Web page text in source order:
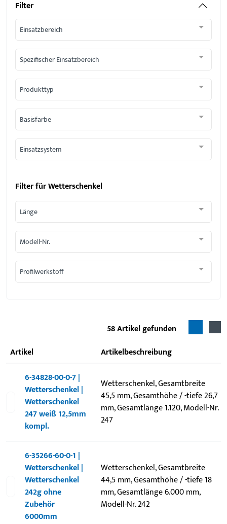
Filter
Einsatzbereich
Spezifischer Einsatzbereich
Produkttyp
Basisfarbe
Einsatzsystem
Filter fürWetterschenkel
Länge
Modell-Nr.
Profilwerkstoff
58Artikel gefunden
Artikel
Artikelbeschreibung
6-34828-00-0-7 |
Wetterschenkel |
Wetterschenkel
247 weiß 12,5mm
kompl.
Wetterschenkel, Gesamtbreite
45,5 mm, Gesamthöhe / -tiefe 26,7
mm, Gesamtlänge 1.120, Modell-Nr.
247
6-35266-60-0-1 |
Wetterschenkel |
Wetterschenkel
242g ohne
Zubehör
6000mm
Wetterschenkel, Gesamtbreite
44,5 mm, Gesamthöhe / -tiefe 18
mm, Gesamtlänge 6.000 mm,
Modell-Nr. 242